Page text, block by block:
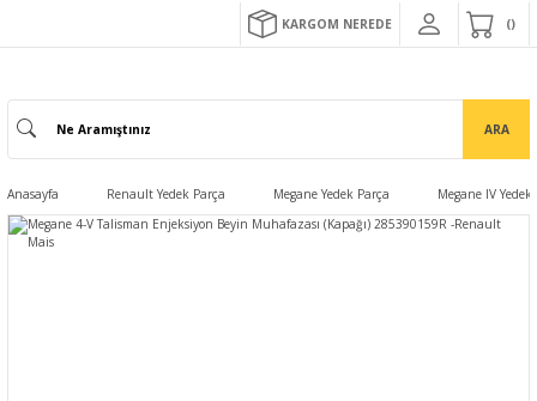
KARGOM NEREDE
ARA
Anasayfa Renault Yedek Parça Megane Yedek Parça Megane IV Yedek